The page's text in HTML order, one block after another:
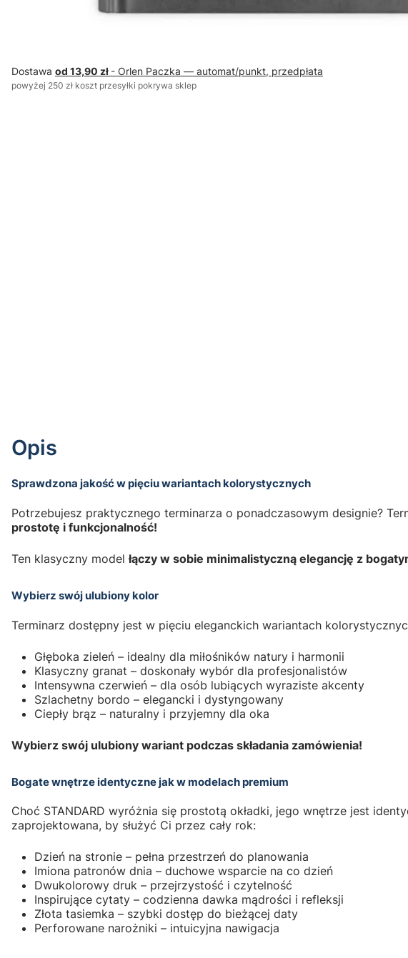
Dostawa od 13,90 zł - Orlen Paczka — automat/punkt, przedpłata
powyżej 250 zł koszt przesyłki pokrywa sklep
Opis
Sprawdzona jakość w pięciu wariantach kolorystycznych
Potrzebujesz praktycznego terminarza o ponadczasowym designie?
prostotę i funkcjonalność!
Ten klasyczny modelłączy w sobie minimalistyczną elegancję z
Wybierz swój ulubiony kolor
Terminarz dostępny jest w pięciu eleganckich wariantach
Głęboka zieleń – idealny dla miłośników natury i harmonii
Klasyczny granat – doskonały wybór dla profesjonalistów
Intensywna czerwień – dla osób lubiących wyraziste akcenty
Szlachetny bordo – elegancki i dystyngowany
Ciepły brąz – naturalny i przyjemny dla oka
Wybierz swój ulubiony wariant podczas składania zamówienia!
Bogate wnętrze identyczne jak w modelach premium
Choć STANDARD wyróżnia się prostotą okładki, jego wnętrze jest
zaprojektowana, by służyć Ci przez cały rok:
Dzień na stronie – pełna przestrzeń do planowania
Imiona patronów dnia – duchowe wsparcie na co dzień
Dwukolorowy druk – przejrzystość i czytelność
Inspirujące cytaty – codzienna dawka mądrości i refleksji
Złota tasiemka – szybki dostęp do bieżącej daty
Perforowane narożniki – intuicyjna nawigacja